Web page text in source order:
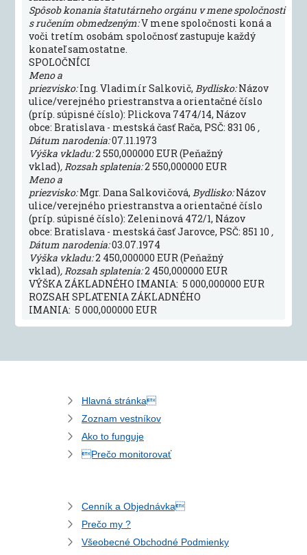
Spôsob konania štatutárneho orgánu v mene spoločnosti
s ručením obmedzeným:V mene spoločnosti koná a
voči tretím osobám spoločnosť zastupuje každý
konateľ samostatne.
SPOLOČNÍCI
Meno a
priezvisko:Ing. Vladimír Salkovič,Bydlisko:Názov
ulice/verejného priestranstva a orientačné číslo
(príp. súpisné číslo): Plickova 7474/14, Názov
obce: Bratislava - mestská časť Rača, PSČ: 831 06 ,
Dátum narodenia:07.11.1973
Výška vkladu:2 550,000000 EUR (Peňažný
vklad), Rozsah splatenia:2 550,000000 EUR
Meno a
priezvisko:Mgr. Dana Salkovičová,Bydlisko:Názov
ulice/verejného priestranstva a orientačné číslo
(príp. súpisné číslo): Zeleninová 472/1, Názov
obce: Bratislava - mestská časť Jarovce, PSČ: 851 10 ,
Dátum narodenia:03.07.1974
Výška vkladu:2 450,000000 EUR (Peňažný
vklad), Rozsah splatenia:2 450,000000 EUR
VÝŠKA ZÁKLADNÉHO IMANIA: 5 000,000000 EUR
ROZSAH SPLATENIA ZÁKLADNÉHO
IMANIA: 5 000,000000 EUR
Hlavná stránka
Zoznam vestníkov
Ako to funguje
Prečo monitorovať
Cenník a Objednávka
Prečo my ?
Všeobecné Obchodné Podmienky